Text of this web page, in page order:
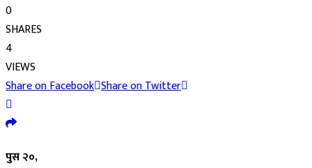
0
SHARES
4
VIEWS
Share on Facebook Share on Twitter
पुस २०,